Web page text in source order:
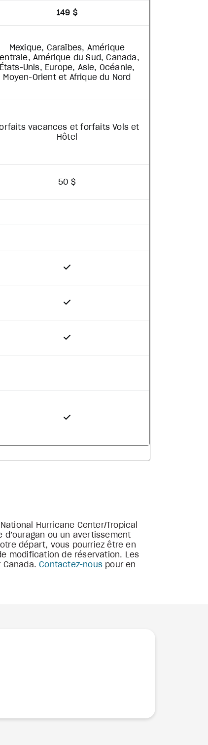
149 $
Mexique, Caraïbes, Amérique
Amérique du Sud, Canada,
États-Unis, Europe, Asie, Océanie,
Moyen-Orient et Afrique du Nord
vacances et forfaits Vols et
Hôtel
50 $
Hurricane Center/Tropical
d’ouragan ou un avertissement
départ, vous pourriez être en
modification de réservation. Les
Canada.Contactez-nous pour en